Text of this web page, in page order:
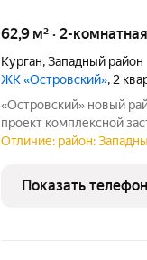
62,9 м² · 2-
Курган,Западный район
ЖК «Островский», 2
«Островский» новый район на бульваре Солнечном Масштабный
проект комплексной
развивающемся районе
с уникальными
Отличие: район:
Показать телефон